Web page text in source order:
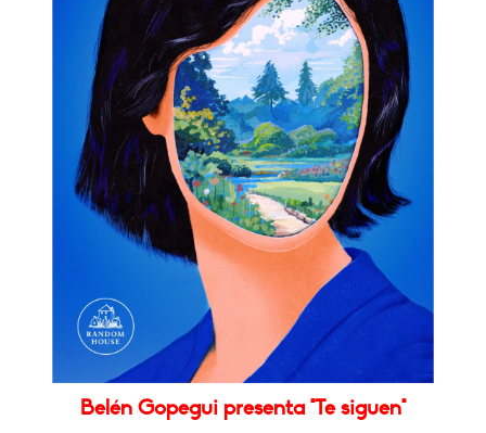
Belén Gopegui presenta "Te siguen"